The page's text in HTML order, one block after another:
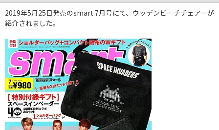
2019年5月25日発売のsmart 7月号にて、ウッデンビーチチェアーが
紹介されました。